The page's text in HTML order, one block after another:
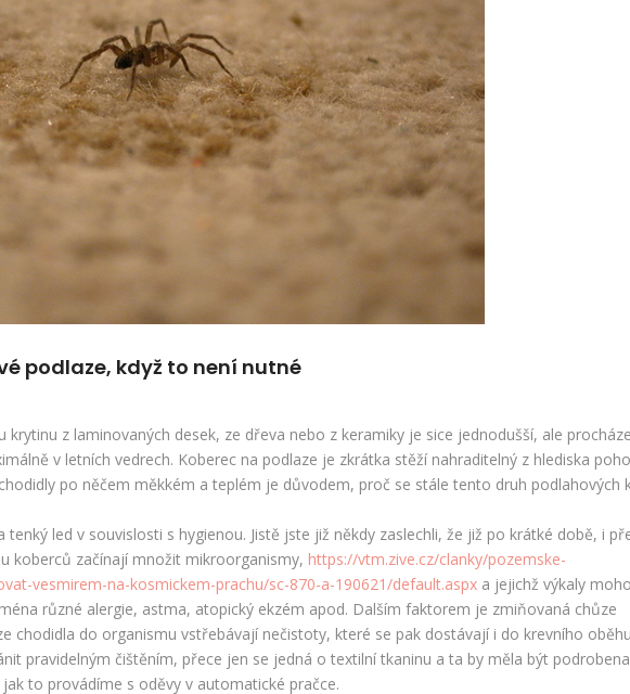
podlaze, když to není nutné
z laminovaných desek, ze dřeva nebo z keramiky je sice jednodušší, ale
v letních vedrech. Koberec na podlaze je zkrátka stěží nahraditelný z hlediska
po něčem měkkém a teplém je důvodem, proč se stále tento druh podlahových
led v souvislosti s hygienou. Jistě jste již někdy zaslechli, že již po krátké době, i
koberců začínají množit mikroorganismy, https://vtm.zive.cz/clanky/pozemske-
vesmirem-na-kosmickem-prachu/sc-870-a-190621/default.aspx a jejichž výkaly
různé alergie, astma, atopický ekzém apod. Dalším faktorem je zmiňovaná chůze
chodidla do organismu vstřebávají nečistoty, které se pak dostávají i do krevního
pravidelným čištěním, přece jen se jedná o textilní tkaninu a ta by měla být podrobena
to provádíme s oděvy v automatické pračce.